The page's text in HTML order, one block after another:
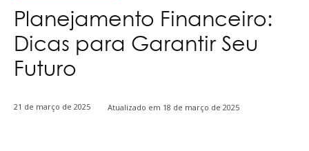
Planejamento Financeiro:
Dicas para Garantir Seu
Futuro
21 de março de 2025 Atualizado em 18 de março de 2025